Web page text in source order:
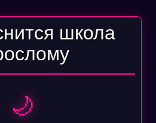
школа
🌙